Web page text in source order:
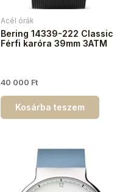
Acél órák
Bering 14339-222 Classic
Férfi karóra 39mm 3ATM
40 000 Ft
Kosárba teszem